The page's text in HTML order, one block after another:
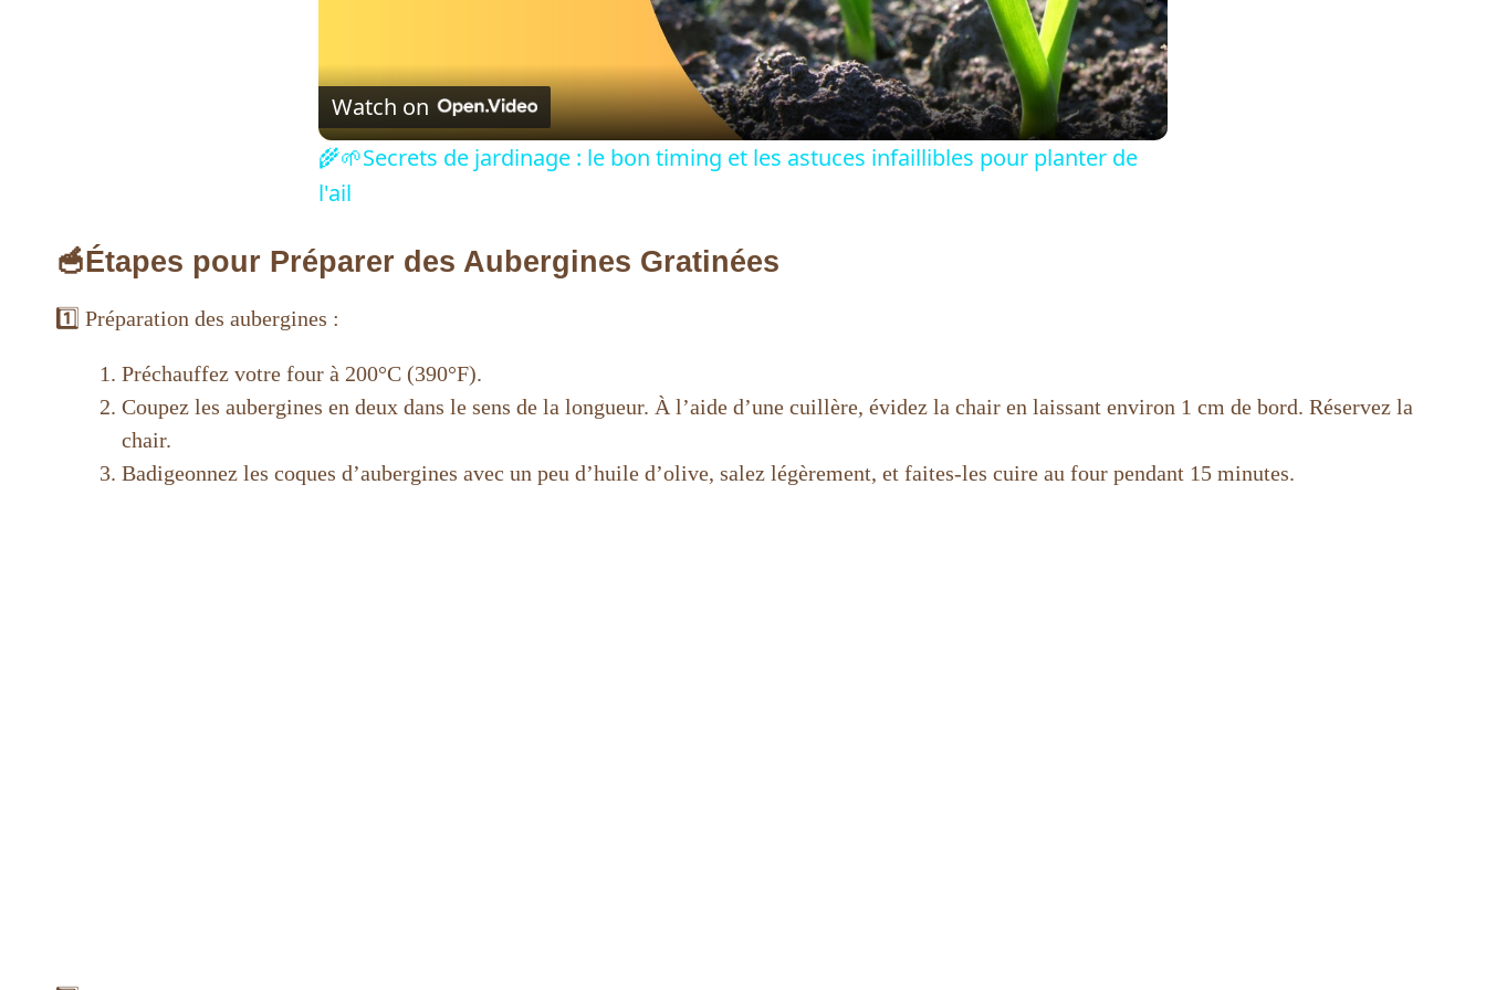
a
y
i
e
o
Watch on
🌾🌱Secrets de jardinage : le bon timing et les astuces infaillibles pour planter de
l'ail
🥣Étapes pour Préparer des Aubergines Gratinées
1️⃣ Préparation des aubergines :
Préchauffez votre four à 200°C (390°F).
Coupez les aubergines en deux dans le sens de la longueur. À l’aide d’une cuillère, évidez la chair en laissant environ 1 cm de bord. Réservez la
chair.
Badigeonnez les coques d’aubergines avec un peu d’huile d’olive, salez légèrement, et faites-les cuire au four pendant 15 minutes.